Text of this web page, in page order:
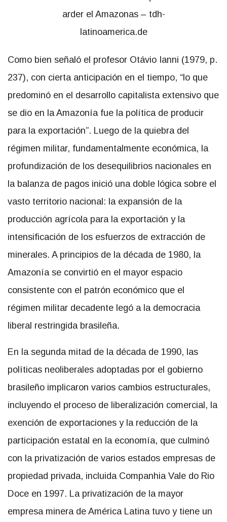
Como bien señaló el profesor Otávio Ianni (1979, p.
237), con cierta anticipación en el tiempo, “lo que
predominó en el desarrollo capitalista extensivo que
se dio en la Amazonía fue la política de producir
para la exportación”. Luego de la quiebra del
régimen militar, fundamentalmente económica, la
profundización de los desequilibrios nacionales en
la balanza de pagos inició una doble lógica sobre el
vasto territorio nacional: la expansión de la
producción agrícola para la exportación y la
intensificación de los esfuerzos de extracción de
minerales. A principios de la década de 1980, la
Amazonía se convirtió en el mayor espacio
consistente con el patrón económico que el
régimen militar decadente legó a la democracia
liberal restringida brasileña.
En la segunda mitad de la década de 1990, las
políticas neoliberales adoptadas por el gobierno
brasileño implicaron varios cambios estructurales,
incluyendo el proceso de liberalización comercial, la
exención de exportaciones y la reducción de la
participación estatal en la economía, que culminó
con la privatización de varios estados empresas de
propiedad privada, incluida Companhia Vale do Rio
Doce en 1997. La privatización de la mayor
empresa minera de América Latina tuvo y tiene un